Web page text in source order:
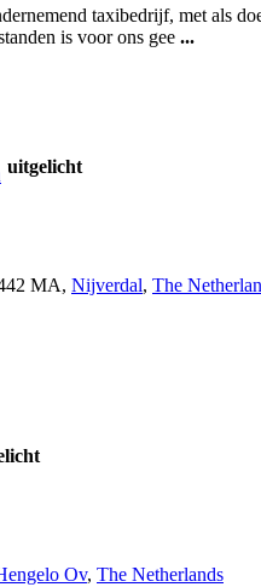
taxibedrijf, met als
is voor ons gee ...
uitgelicht
MA, Nijverdal, The
Ov, The Netherlands